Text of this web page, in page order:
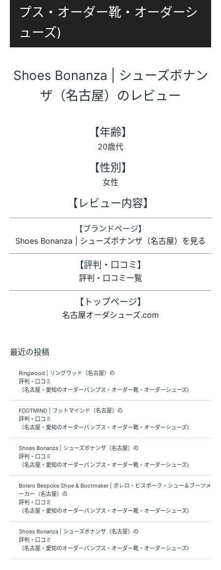
プス・オーダー靴・オーダーシ
ューズ)
Shoes Bonanza | シューズボナン
ザ（名古屋）のレビュー
【年齢】
20歳代
【性別】
女性
【レビュー内容】
【ブランドページ】
Shoes Bonanza | シューズボナンザ（名古屋）を見る
【評判・口コミ】
評判・口コミ一覧
【トップページ】
名古屋オーダシューズ.com
最近の投稿
Ringwood | リングウッド（名古屋）の
評判・口コミ
（名古屋・愛知のオーダーパンプス・オーダー靴・オーダーシューズ)
FOOTMIND | フットマインド（名古屋）の
評判・口コミ
（名古屋・愛知のオーダーパンプス・オーダー靴・オーダーシューズ)
Shoes Bonanza | シューズボナンザ（名古屋）の
評判・口コミ
（名古屋・愛知のオーダーパンプス・オーダー靴・オーダーシューズ)
Bolero Bespoke Shoe & Bootmaker | ボレロ・ビスポーク・シュー＆ブーツメ
ーカー（名古屋）の
評判・口コミ
（名古屋・愛知のオーダーパンプス・オーダー靴・オーダーシューズ)
Shoes Bonanza | シューズボナンザ（名古屋）の
評判・口コミ
（名古屋・愛知のオーダーパンプス・オーダー靴・オーダーシューズ)